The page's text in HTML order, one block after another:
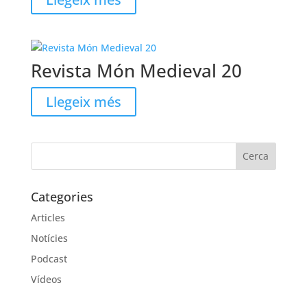
Revista Món Medieval 20
Llegeix més
Categories
Articles
Notícies
Podcast
Vídeos